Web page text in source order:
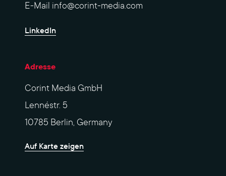
E-Mail info@corint-media.com
LinkedIn
Adresse
Corint Media GmbH
Lennéstr. 5
10785 Berlin, Germany
Auf Karte zeigen